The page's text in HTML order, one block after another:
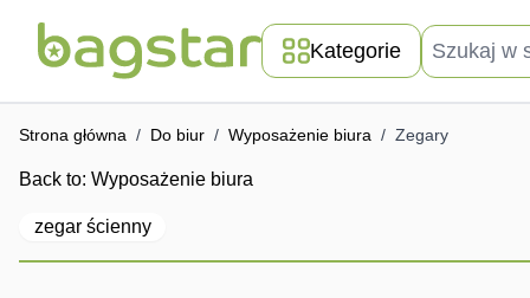
Kategorie
Szukaj w
Strona główna / Do biur / Wyposażenie biura / Zegary
Back to: Wyposażenie biura
zegar ścienny